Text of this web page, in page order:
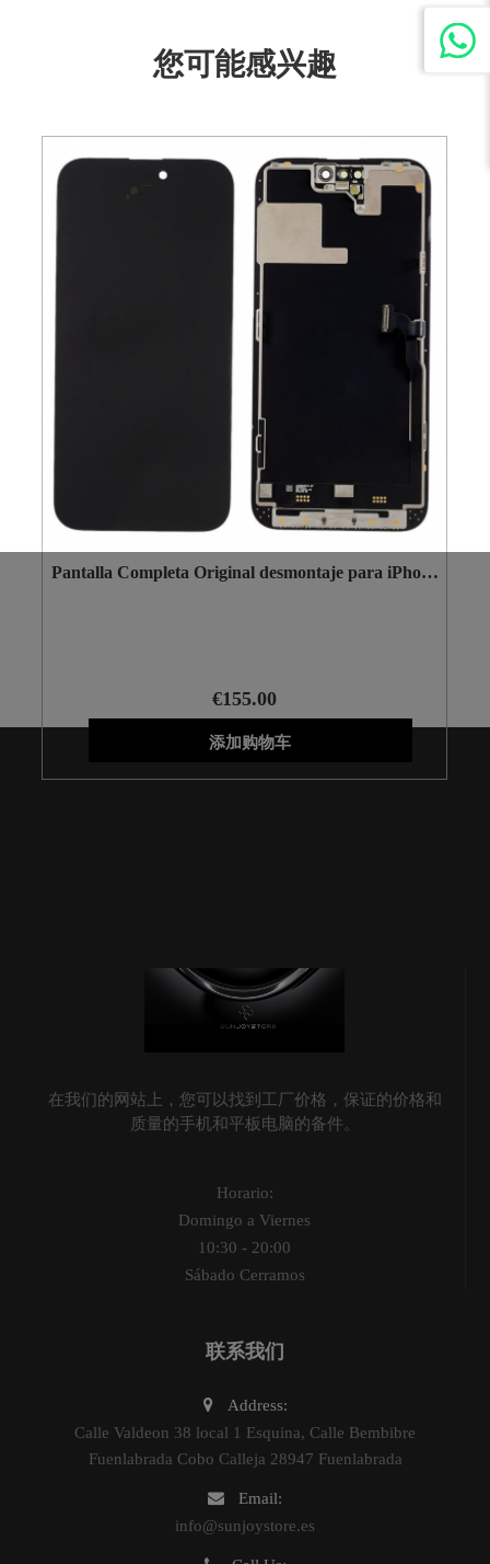
您可能感兴趣
Pantalla Completa Original desmontaje para iPhone
€155.00
添加购物车
在我们的网站上，您可以找到工厂价格，保证的价格和
质量的手机和平板电脑的备件。
Horario:
Domingo a Viernes
10:30 - 20:00
Sábado Cerramos
联系我们
Address:
Calle Valdeon 38 local 1 Esquina, Calle Bembibre
Fuenlabrada Cobo Calleja 28947 Fuenlabrada
Email:
info@sunjoystore.es